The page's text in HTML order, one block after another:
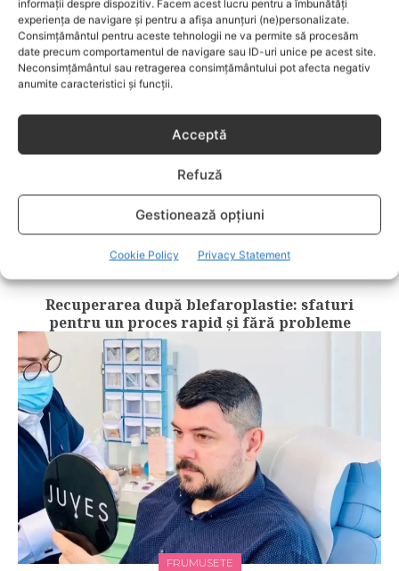
informații despre dispozitiv. Facem acest lucru pentru a îmbunătăți
experiența de navigare și pentru a afișa anunțuri (ne)personalizate.
Consimțământul pentru aceste tehnologii ne va permite să procesăm
date precum comportamentul de navigare sau ID-uri unice pe acest site.
Neconsimțământul sau retragerea consimțământului pot afecta negativ
anumite caracteristici și funcții.
Acceptă
Refuză
Gestionează opțiuni
Cookie Policy Privacy Statement
Recuperarea după blefaroplastie: sfaturi
pentru un proces rapid și fără probleme
FRUMUSETE